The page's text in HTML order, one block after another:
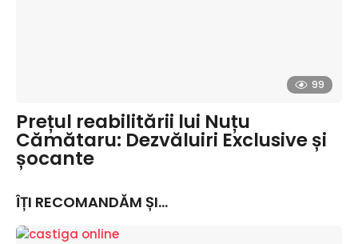
99
Prețul reabilitării lui Nuțu
Cămătaru: Dezvăluiri Exclusive și
șocante
ÎȚI RECOMANDĂM ȘI...